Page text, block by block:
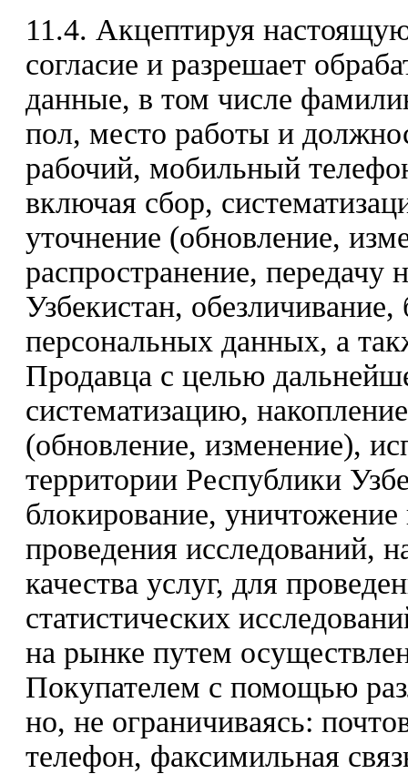
11.4. Акцептируя
согласие и разрешает
данные, в том числе
пол, место работы и
рабочий, мобильный
включая сбор,
уточнение (обновление,
распространение, передачу
Узбекистан,
персональных данных, а
Продавца с целью
систематизацию,
(обновление, изменение),
территории Республики
блокирование,
проведения исследований,
качества услуг, для
статистических
на рынке путем
Покупателем с помощью
но, не ограничиваясь:
телефон, факсимильная